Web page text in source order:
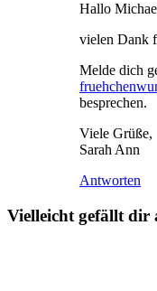
Hallo
vielen Dank
Melde dich
besprechen.
Viele Grüße,
Sarah Ann
Antworten
Vielleicht gefällt dir